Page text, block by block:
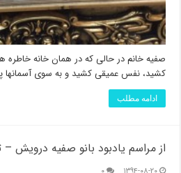
صفیه خانم در حالی که در همان خانه خاطره
کشید، نفس عمیقی کشید و به سوی آسمانها
ادامه مطلب
از مراسم یادبود بانو صفیه درویش –